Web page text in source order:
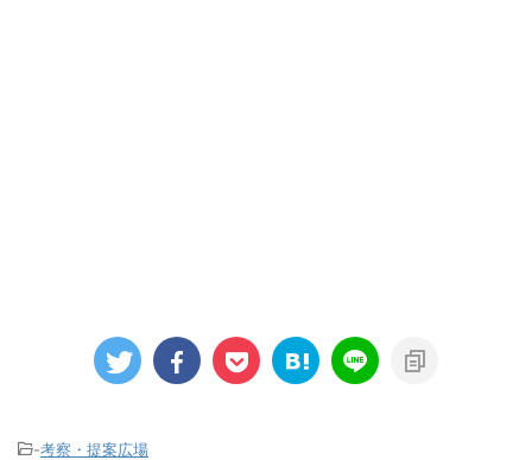
-考察・提案広場